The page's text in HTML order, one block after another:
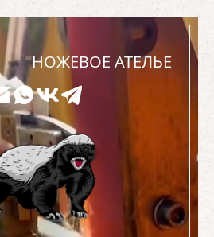
НОЖЕВОЕ АТЕЛЬЕ